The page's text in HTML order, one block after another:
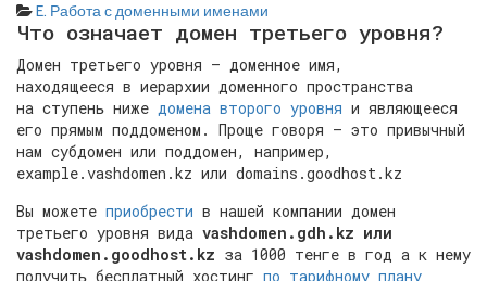
E. Работа с доменными именами
Что означает домен третьего уровня?
Домен третьего уровня — доменное имя,
находящееся в иерархии доменного пространства
на ступень ниже домена второго уровня и являющееся
его прямым поддоменом. Проще говоря — это привычный
нам субдомен или поддомен, например,
example.vashdomen.kz или domains.goodhost.kz
Вы можете приобрести в нашей компании домен
третьего уровня вида vashdomen.gdh.kz или
vashdomen.goodhost.kz за 1000 тенге в год а к нему
получить бесплатный хостинг по тарифному плану